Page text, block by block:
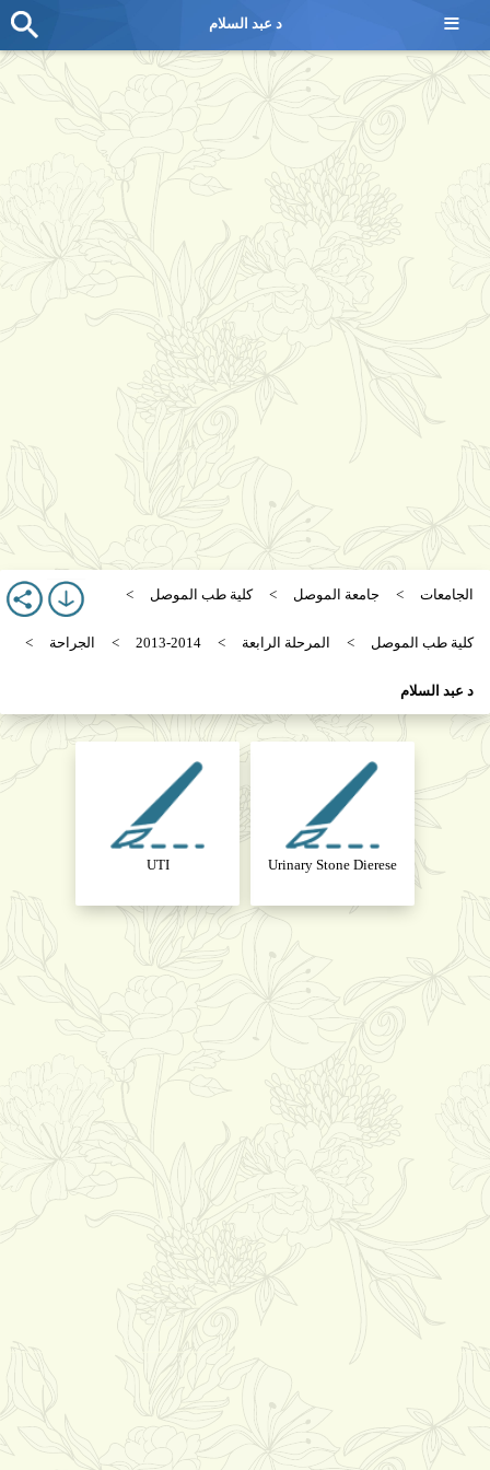
الجامعات جامعة الموصل كلية طب الموصل
كلية طب الموصل المرحلة الرابعة 2013-2014 الجراحة
د عبد السلام
Urinary Stone Dierese
UTI
≡ د عبد السلام